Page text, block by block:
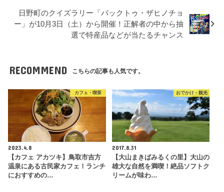
日野町のクイズラリー「バックトゥ・ザヒノチョ
ー」が10月3日（土）から開催！正解者の中から抽
選で特産品などが当たるチャンス
RECOMMEND こちらの記事も人気です。
カフェ・喫茶
2023.4.8
【カフェ アカツキ】鳥取市吉方
温泉にある古民家カフェ！ランチ
におすすめの…
おでかけ・観光
2017.8.31
【大山まきばみるくの里】大山の
雄大な自然を満喫！絶品ソフトク
リームが味わ…